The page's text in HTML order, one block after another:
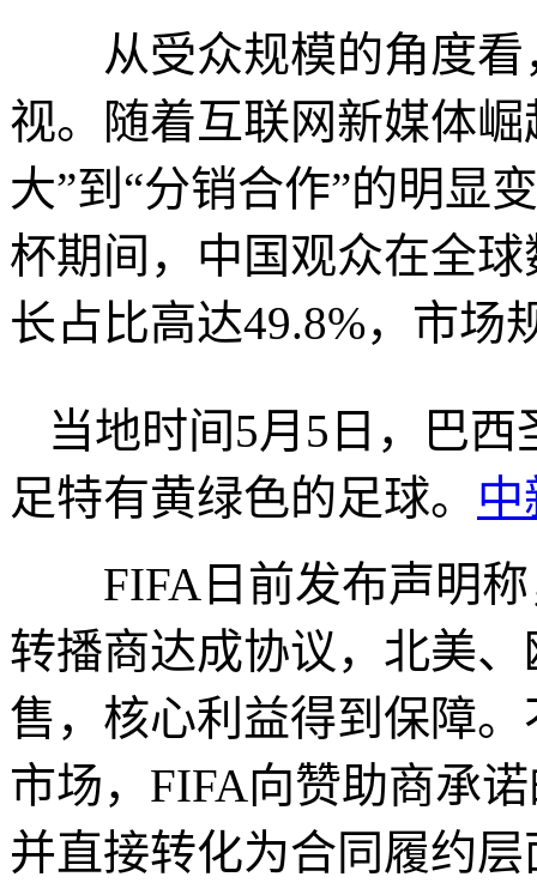
从受众规模的角度看
视。随着互联网新媒体
大”到“分销合作”的明显
杯期间，中国观众在全
长占比高达49.8%，市场
当地时间5月5日，巴
足特有黄绿色的足球。 中
FIFA日前发布声明称
转播商达成协议，北美
售，核心利益得到保障
市场，FIFA向赞助商承
并直接转化为合同履约